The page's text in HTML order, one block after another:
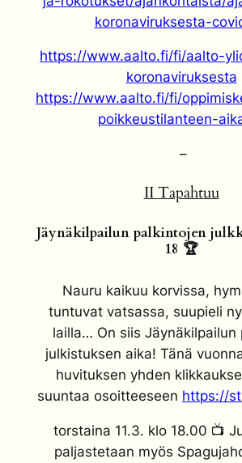
koronaviruksesta-
https://www.aalto.fi/fi/aalto-
koronaviruksesta
https://www.aalto.fi/fi/
poikkeustilanteen-
–
II Tapahtuu
Jäynäkilpailun palkintojen
18 🏆
Nauru kaikuu korvissa,
tuntuvat vatsassa, suupieli
lailla… On siis Jäynäkilpailun
julkistuksen aika! Tänä
huvituksen yhden
suuntaa osoitteeseen https://
torstaina 11.3. klo 18.00 📺
paljastetaan myös